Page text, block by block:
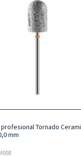
Tornado
mm